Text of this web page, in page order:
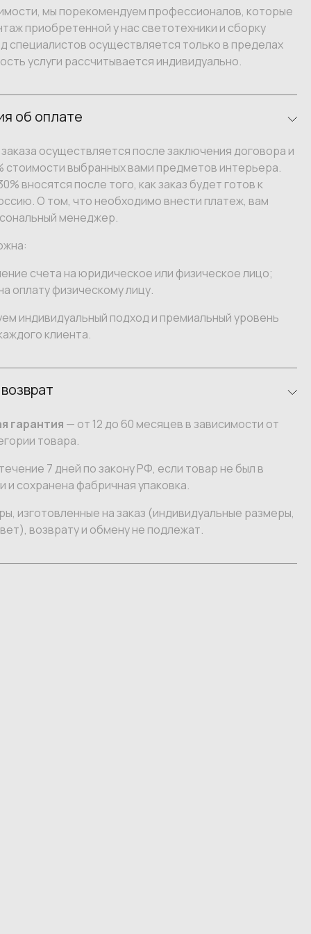
мы порекомендуем профессионалов, которые
приобретенной у нас светотехники и сборку
специалистов осуществляется только в пределах
услуги рассчитывается индивидуально.
об оплате
осуществляется после заключения договора и
стоимости выбранных вами предметов интерьера.
вносятся после того, как заказ будет готов к
О том, что необходимо внести платеж, вам
менеджер.
счета на юридическое или физическое лицо;
оплату физическому лицу.
индивидуальный подход и премиальный уровень
клиента.
гарантия — от 12 до 60 месяцев в зависимости от
товара.
7 дней по закону РФ, если товар не был в
и сохранена фабричная упаковка.
изготовленные на заказ (индивидуальные размеры,
возврату и обмену не подлежат.